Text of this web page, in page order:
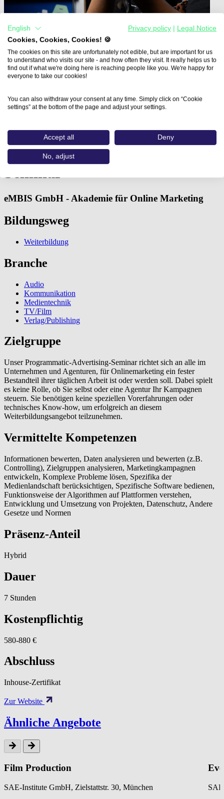
Home
Programmatic Advertising Seminar (eMBIS…
Programmatic Advertising
Seminar
eMBIS GmbH - Akademie für Online Marketing
Bildungsweg
Weiterbildung
Branche
Audio
Kommunikation
Medientechnik
TV/Film
Verlag/Publishing
Zielgruppe
Unser Programmatic-Advertising-Seminar richtet sich an alle im
Unternehmen und Agenturen, für Onlinemarketing ein fester
Bestandteil ihrer täglichen Arbeit ist oder werden soll. Dabei spielt
es keine Rolle, ob Sie selbst oder eine Agentur Ihr Kampagnen
steuern. Sie benötigen keine speziellen Vorerfahrungen oder
technisches Know-how, um erfolgreich an diesem
Weiterbildungsangebot teilzunehmen.
Vermittelte Kompetenzen
Informationen bewerten, Daten analysieren und bewerten (z.B.
Controlling), Zielgruppen analysieren, Marketingkampagnen
entwickeln, Komplexe Probleme lösen, Spezifika der
Medienlandschaft berücksichtigen, Spezifische Software bedienen,
Funktionsweise der Algorithmen auf Plattformen verstehen,
Entwicklung und Umsetzung von Projekten, Datenschutz, Andere
Gesetze und Normen
Präsenz-Anteil
Hybrid
Dauer
7 Stunden
Kostenpflichtig
580-880 €
Abschluss
Inhouse-Zertifikat
Zur Website
Ähnliche Angebote
Film Production
SAE-Institute GmbH, Zielstattstr. 30, München
English Privacy policy
Legal Notice
Cookies, Cookies, Cookies! 🍪
The cookies on this site are unfortunately not edible, but are important for us
to understand who visits our site - and how often they visit. It really helps us to
find out if what we're doing here is reaching people like you. We're happy for
everyone to take our cookies!
You can also withdraw your consent at any time. Simply click on “Cookie
settings” at the bottom of the page and adjust your settings.
Accept all Deny
No, adjust